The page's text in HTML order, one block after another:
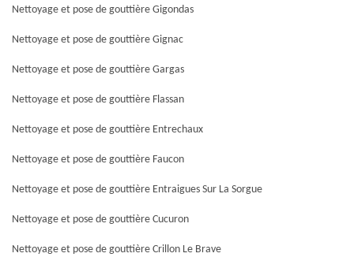
Nettoyage et pose de gouttière Gigondas
Nettoyage et pose de gouttière Gignac
Nettoyage et pose de gouttière Gargas
Nettoyage et pose de gouttière Flassan
Nettoyage et pose de gouttière Entrechaux
Nettoyage et pose de gouttière Faucon
Nettoyage et pose de gouttière Entraigues Sur La Sorgue
Nettoyage et pose de gouttière Cucuron
Nettoyage et pose de gouttière Crillon Le Brave